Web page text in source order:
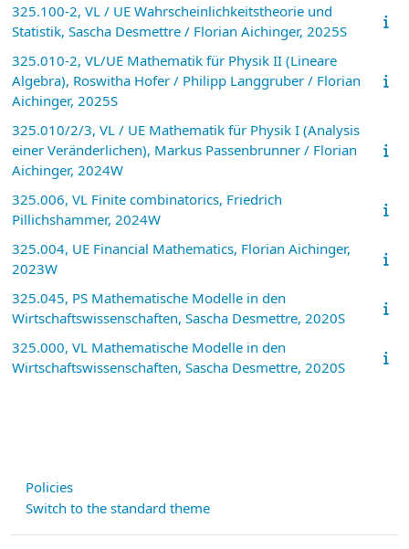
325.100-2, VL / UE Wahrscheinlichkeitstheorie und
Statistik, Sascha Desmettre / Florian Aichinger, 2025S
325.010-2, VL/UE Mathematik für Physik II (Lineare
Algebra), Roswitha Hofer / Philipp Langgruber / Florian
Aichinger, 2025S
325.010/2/3, VL / UE Mathematik für Physik I (Analysis
einer Veränderlichen), Markus Passenbrunner / Florian
Aichinger, 2024W
325.006, VL Finite combinatorics, Friedrich
Pillichshammer, 2024W
325.004, UE Financial Mathematics, Florian Aichinger,
2023W
325.045, PS Mathematische Modelle in den
Wirtschaftswissenschaften, Sascha Desmettre, 2020S
325.000, VL Mathematische Modelle in den
Wirtschaftswissenschaften, Sascha Desmettre, 2020S
Policies
Switch to the standard theme